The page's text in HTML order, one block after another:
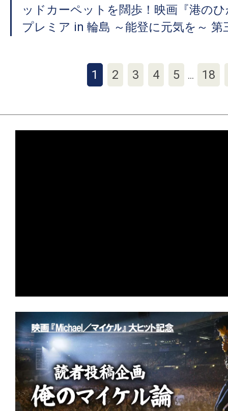
ッドカーペットを闊歩！映画『港の
プレミア in 輪島 ～能登に元気を～ 第
1 2 3 4 5 … 18